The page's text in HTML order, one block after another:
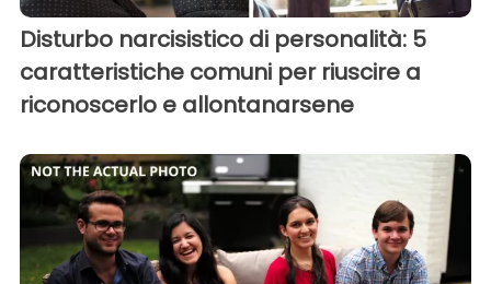
Disturbo narcisistico di personalità: 5
caratteristiche comuni per riuscire a
riconoscerlo e allontanarsene